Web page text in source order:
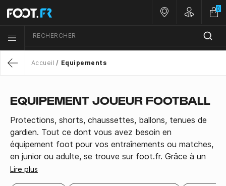
Menu list icon
RECHERCHER
Nos magasins
Customer
0
Accueil Equipements
EQUIPEMENT JOUEUR FOOTBALL
Protections, shorts, chaussettes, ballons, tenues de
gardien. Tout ce dont vous avez besoin en
équipement foot pour vos entraînements ou matches,
en junior ou adulte, se trouve sur foot.fr. Grâce à un
vaste choix de produits Puma, Nike et adidas, vous
Lire plus